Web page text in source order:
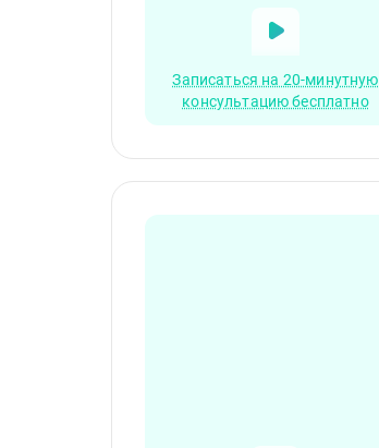
Записаться на 20-минутную
консультацию бесплатно